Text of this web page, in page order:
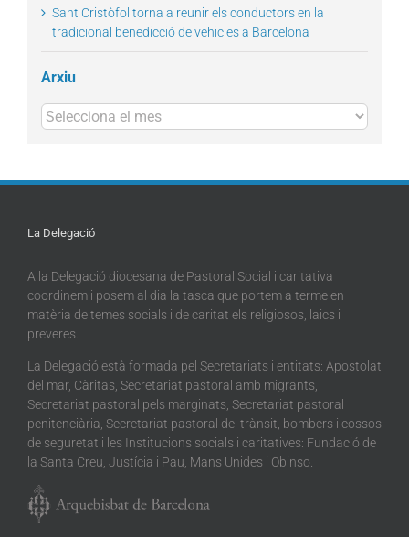
Sant Cristòfol torna a reunir els conductors en la
tradicional benedicció de vehicles a Barcelona
Arxiu
Arxius
La Delegació
A la Delegació diocesana de Pastoral Social i caritativa
coordinem i posem al dia la tasca que portem a terme en
matèria de temes socials i de caritat els religiosos, laics i
preveres.
La Delegació està formada pel Secretariats i entitats: Apostolat
del mar, Càritas, Secretariat pastoral amb migrants,
Secretariat pastoral pels marginats, Secretariat pastoral
penitenciària, Secretariat pastoral del trànsit, bombers i cossos
de seguretat i les Institucions socials i caritatives: Fundació de
la Santa Creu, Justícia i Pau, Mans Unides i Obinso.